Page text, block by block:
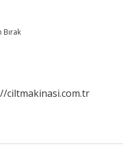
Bırak
ciltmakinasi.com.tr